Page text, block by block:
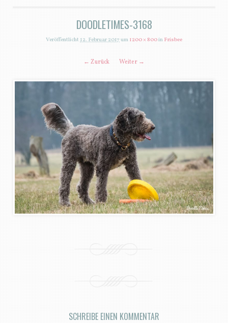
ZUM INHALT SPRINGEN
DOODLETIMES-3168
Veröffentlicht12. Februar 2017um1200 × 800inFrisbee
← Zurück Weiter →
SCHREIBE EINEN KOMMENTAR